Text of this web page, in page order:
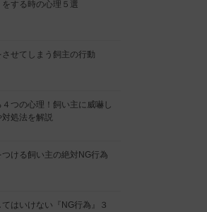
する時の心理５選
せてしまう飼主の行動
つの心理！飼い主に威嚇し
処法を解説
ける飼い主の絶対NG行為
はいけない『NG行為』３